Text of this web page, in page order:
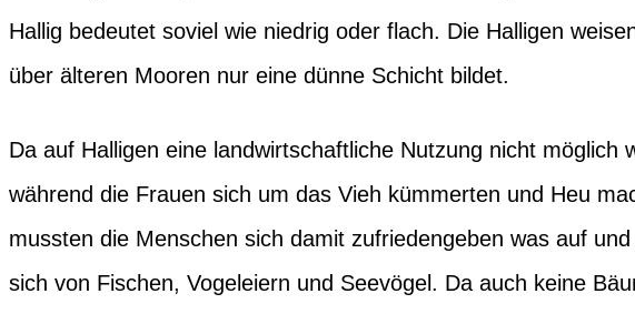
Hallig bedeutet soviel wie niedrig oder flach. Die Halligen
über älteren Mooren nur eine dünne Schicht bildet.
Da auf Halligen eine landwirtschaftliche Nutzung nicht möglich
während die Frauen sich um das Vieh kümmerten und Heu
mussten die Menschen sich damit zufriedengeben was auf
sich von Fischen, Vogeleiern und Seevögel. Da auch keine